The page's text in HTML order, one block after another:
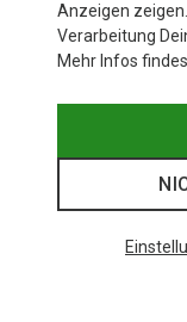
Anzeigen
Verarbeitung
Mehr Infos